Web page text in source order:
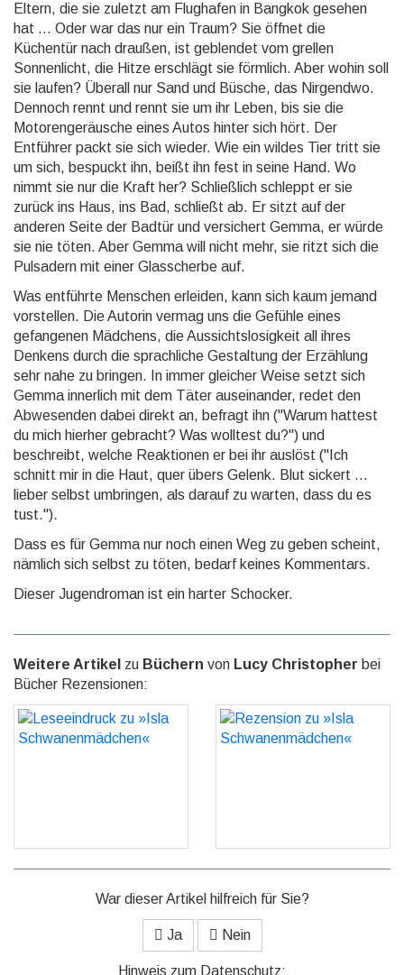
Eltern, die sie zuletzt am Flughafen in Bangkok gesehen
hat ... Oder war das nur ein Traum? Sie öffnet die
Küchentür nach draußen, ist geblendet vom grellen
Sonnenlicht, die Hitze erschlägt sie förmlich. Aber wohin soll
sie laufen? Überall nur Sand und Büsche, das Nirgendwo.
Dennoch rennt und rennt sie um ihr Leben, bis sie die
Motorengeräusche eines Autos hinter sich hört. Der
Entführer packt sie sich wieder. Wie ein wildes Tier tritt sie
um sich, bespuckt ihn, beißt ihn fest in seine Hand. Wo
nimmt sie nur die Kraft her? Schließlich schleppt er sie
zurück ins Haus, ins Bad, schließt ab. Er sitzt auf der
anderen Seite der Badtür und versichert Gemma, er würde
sie nie töten. Aber Gemma will nicht mehr, sie ritzt sich die
Pulsadern mit einer Glasscherbe auf.
Was entführte Menschen erleiden, kann sich kaum jemand
vorstellen. Die Autorin vermag uns die Gefühle eines
gefangenen Mädchens, die Aussichtslosigkeit all ihres
Denkens durch die sprachliche Gestaltung der Erzählung
sehr nahe zu bringen. In immer gleicher Weise setzt sich
Gemma innerlich mit dem Täter auseinander, redet den
Abwesenden dabei direkt an, befragt ihn ("Warum hattest
du mich hierher gebracht? Was wolltest du?") und
beschreibt, welche Reaktionen er bei ihr auslöst ("Ich
schnitt mir in die Haut, quer übers Gelenk. Blut sickert ...
lieber selbst umbringen, als darauf zu warten, dass du es
tust.").
Dass es für Gemma nur noch einen Weg zu geben scheint,
nämlich sich selbst zu töten, bedarf keines Kommentars.
Dieser Jugendroman ist ein harter Schocker.
Weitere Artikel zu Büchern von Lucy Christopher bei
Bücher Rezensionen:
Leseeindruck zu »Isla
Schwanenmädchen«
Rezension zu »Isla
Schwanenmädchen«
War dieser Artikel hilfreich für Sie?
Ja Nein
Hinweis zum Datenschutz: